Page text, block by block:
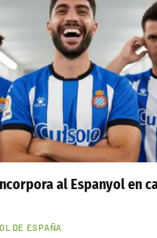
al Espanyol en
DE ESPAÑA